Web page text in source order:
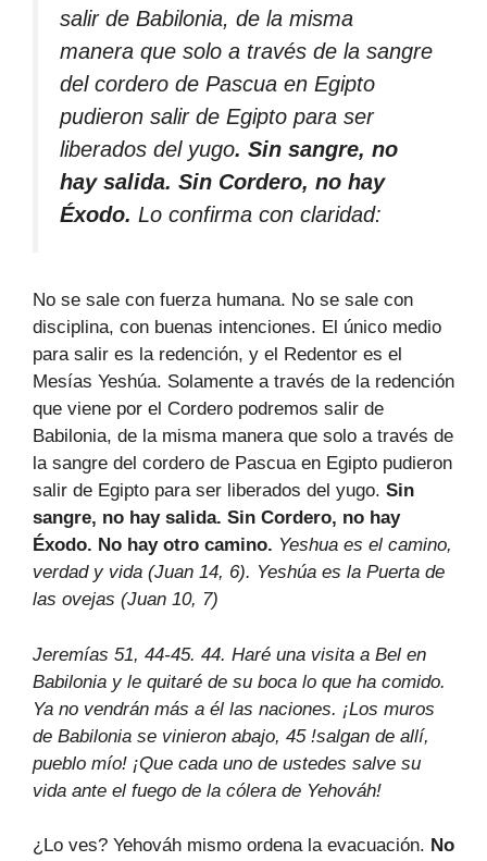
salir de Babilonia, de la misma
manera que solo a través de la sangre
del cordero de Pascua en Egipto
pudieron salir de Egipto para ser
liberados del yugo. Sin sangre, no
hay salida. Sin Cordero, no hay
Éxodo. Lo confirma con claridad:
No se sale con fuerza humana. No se sale con
disciplina, con buenas intenciones. El único medio
para salir es la redención, y el Redentor es el
Mesías Yeshúa. Solamente a través de la redención
que viene por el Cordero podremos salir de
Babilonia, de la misma manera que solo a través de
la sangre del cordero de Pascua en Egipto pudieron
salir de Egipto para ser liberados del yugo. Sin
sangre, no hay salida. Sin Cordero, no hay
Éxodo. No hay otro camino. Yeshua es el camino,
verdad y vida (Juan 14, 6). Yeshúa es la Puerta de
las ovejas (Juan 10, 7)
Jeremías 51, 44-45. 44. Haré una visita a Bel en
Babilonia y le quitaré de su boca lo que ha comido.
Ya no vendrán más a él las naciones. ¡Los muros
de Babilonia se vinieron abajo, 45 !salgan de allí,
pueblo mío! ¡Que cada uno de ustedes salve su
vida ante el fuego de la cólera de Yehováh!
¿Lo ves? Yehováh mismo ordena la evacuación. No